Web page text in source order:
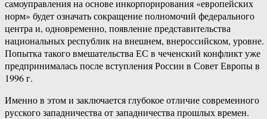
самоуправления на основе инкорпорирования «европейских
норм» будет означать сокращение полномочий федерального
центра и, одновременно, появление представительства
национальных республик на внешнем, внероссийском, уровне.
Попытка такого вмешательства ЕС в чеченский конфликт уже
предпринималась после вступления России в Совет Европы в
1996 г.
Именно в этом и заключается глубокое отличие современного
русского западничества от западничества прошлых времен.